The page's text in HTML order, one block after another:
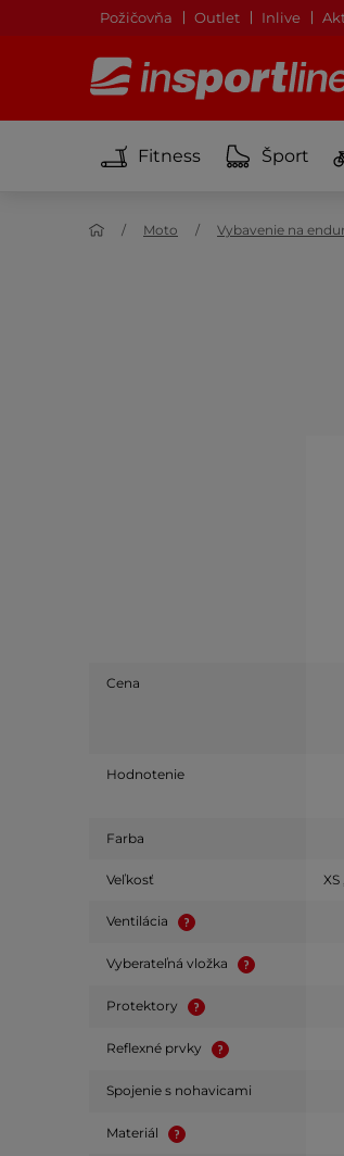
Požičovňa Outlet Inlive
Fitness Šport
Moto Vybavenie na
Cena
Hodnotenie
Farba
Veľkosť XS
Ventilácia
Vyberateľná vložka
Protektory
Reflexné prvky
Spojenie s nohavicami
Materiál